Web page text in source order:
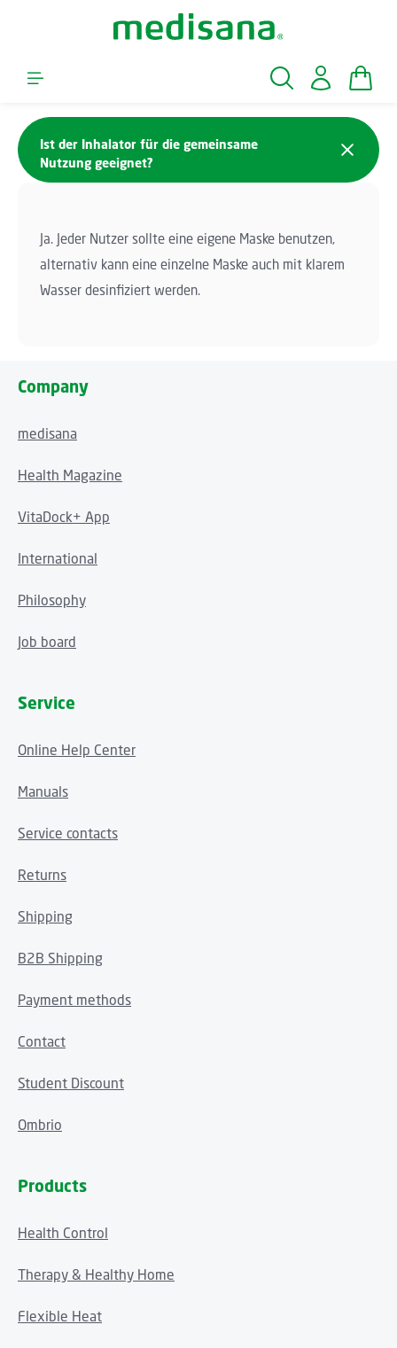
Skip to main content
Ist der Inhalator für die gemeinsame
Nutzung geeignet?
Ja. Jeder Nutzer sollte eine eigene Maske benutzen,
alternativ kann eine einzelne Maske auch mit klarem
Wasser desinfiziert werden.
Company
medisana
Health Magazine
VitaDock+ App
International
Philosophy
Job board
Service
Online Help Center
Manuals
Service contacts
Returns
Shipping
B2B Shipping
Payment methods
Contact
Student Discount
Ombrio
Products
Health Control
Therapy & Healthy Home
Flexible Heat